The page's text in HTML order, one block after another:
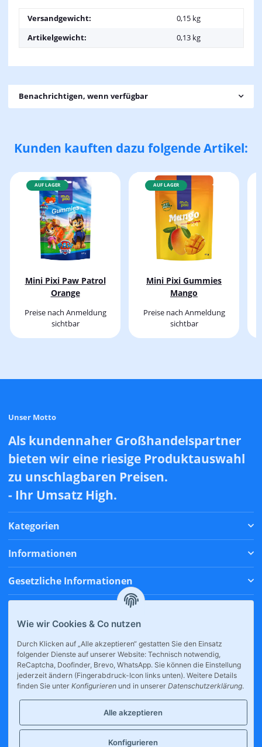
Versandgewicht:
0,15 kg
Artikelgewicht:
0,13 kg
Benachrichtigen, wenn verfügbar
Kunden kauften dazu folgende Artikel:
AUF LAGER
Mini Pixi Paw Patrol
Orange
Preise nach Anmeldung
sichtbar
AUF LAGER
Mini Pixi Gummies
Mango
Preise nach Anmeldung
sichtbar
Unser Motto
Als kundennaher Großhandelspartner
bieten wir eine riesige Produktauswahl
zu unschlagbaren Preisen.
- Ihr Umsatz High.
Kategorien
Informationen
Gesetzliche Informationen
* Alle Preise inkl. gesetzlicher USt., zzgl.Versand
Wie wir Cookies & Co nutzen
Durch Klicken auf „Alle akzeptieren“ gestatten Sie den Einsatz
folgender Dienste auf unserer Website: Technisch notwendig,
ReCaptcha, Doofinder, Brevo, WhatsApp. Sie können die Einstellung
jederzeit ändern (Fingerabdruck-Icon links unten). Weitere Details
finden Sie unter Konfigurieren und in unserer Datenschutzerklärung.
Alle akzeptieren
Konfigurieren